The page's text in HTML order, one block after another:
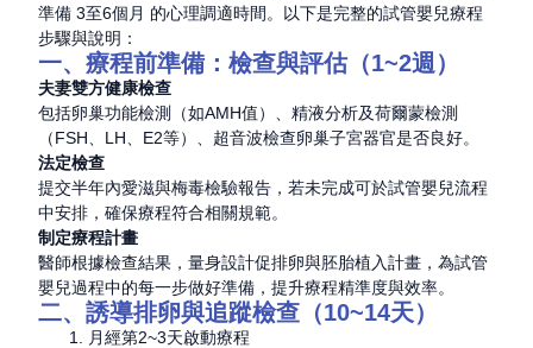
準備 3至6個月 的心理調適時間。以下是完整的試管嬰兒療程
步驟與說明：
一、療程前準備：檢查與評估（1~2週）
夫妻雙方健康檢查
包括卵巢功能檢測（如AMH值）、精液分析及荷爾蒙檢測
（FSH、LH、E2等）、超音波檢查卵巢子宮器官是否良好。
法定檢查
提交半年內愛滋與梅毒檢驗報告，若未完成可於試管嬰兒流程
中安排，確保療程符合相關規範。
制定療程計畫
醫師根據檢查結果，量身設計促排卵與胚胎植入計畫，為試管
嬰兒過程中的每一步做好準備，提升療程精準度與效率。
二、誘導排卵與追蹤檢查（10~14天）
月經第2~3天啟動療程